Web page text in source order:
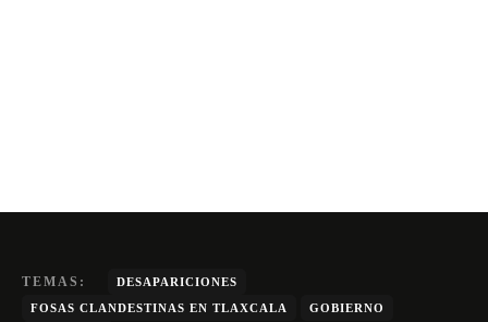
TEMAS:
DESAPARICIONES
FOSAS CLANDESTINAS EN TLAXCALA
GOBIERNO